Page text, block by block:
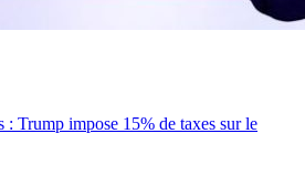
: Trump impose 15% de taxes sur le